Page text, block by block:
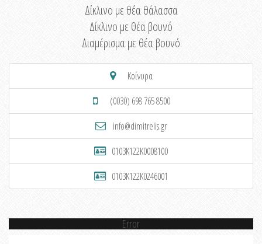
Δίκλινο με θέα θάλασσα
Δίκλινο με θέα βουνό
Διαμέρισμα με θέα βουνό
Κοίνυρα
(0030) 698 765 8500
info@dimitrelis.gr
0103K122K0008100
0103K122K0246001
Error